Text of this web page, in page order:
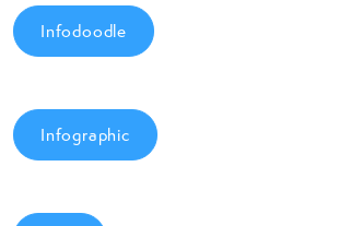
Infodoodle
Infographic